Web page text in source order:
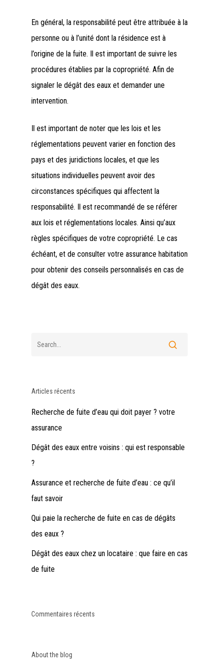
En général, la responsabilité peut être attribuée à la
personne ou à l’unité dont la résidence est à
l’origine de la fuite. Il est important de suivre les
procédures établies par la copropriété. Afin de
signaler le dégât des eaux et demander une
intervention.
Il est important de noter que les lois et les
réglementations peuvent varier en fonction des
pays et des juridictions locales, et que les
situations individuelles peuvent avoir des
circonstances spécifiques qui affectent la
responsabilité. Il est recommandé de se référer
aux lois et réglementations locales. Ainsi qu’aux
règles spécifiques de votre copropriété. Le cas
échéant, et de consulter votre assurance habitation
pour obtenir des conseils personnalisés en cas de
dégât des eaux.
Articles récents
Recherche de fuite d’eau qui doit payer ? votre
assurance
Dégât des eaux entre voisins : qui est responsable
?
Assurance et recherche de fuite d’eau : ce qu’il
faut savoir
Qui paie la recherche de fuite en cas de dégâts
des eaux ?
Dégât des eaux chez un locataire : que faire en cas
de fuite
Commentaires récents
About the blog